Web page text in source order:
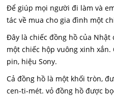
Để giúp mọi người đi làm và
tác về mua cho gia đình một
Đây là chiếc đồng hồ của
một chiếc hộp vuông xinh
pin, hiệu Sony.
Cả đồng hồ là một khối tròn,
cen-ti-mét. vỏ đồng hồ được